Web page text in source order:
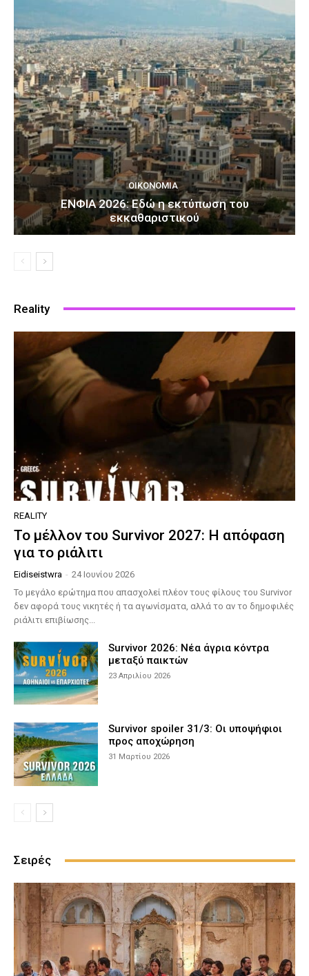
ΟΙΚΟΝΟΜΊΑ
ΕΝΦΙΑ 2026: Εδώ η εκτύπωση του
εκκαθαριστικού
Reality
REALITY
Το μέλλον του Survivor 2027: Η απόφαση
για το ριάλιτι
Eidiseistwra - 24 Ιουνίου 2026
Το μεγάλο ερώτημα που απασχολεί πλέον τους φίλους του Survivor
δεν αφορά τους νικητές ή τα αγωνίσματα, αλλά το αν το δημοφιλές
ριάλιτι επιβίωσης...
Survivor 2026: Νέα άγρια κόντρα
μεταξύ παικτών
23 Απριλίου 2026
Survivor spoiler 31/3: Οι υποψήφιοι
προς αποχώρηση
31 Μαρτίου 2026
Σειρές